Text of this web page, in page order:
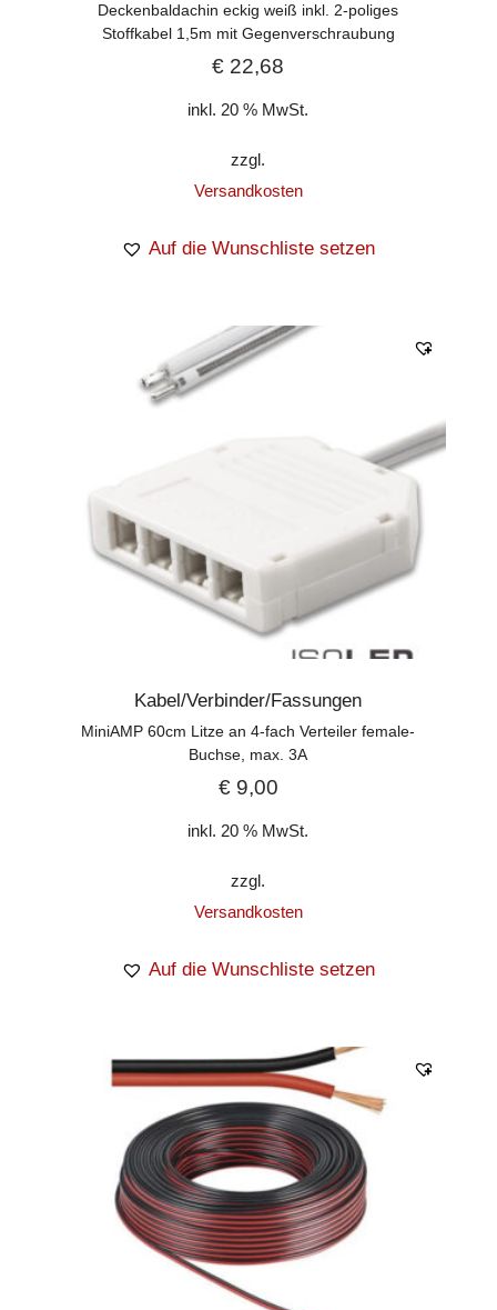
Deckenbaldachin eckig weiß inkl. 2-poliges
Stoffkabel 1,5m mit Gegenverschraubung
€ 22,68
inkl. 20 % MwSt.
zzgl.
Versandkosten
Auf die Wunschliste setzen
Kabel/Verbinder/Fassungen
MiniAMP 60cm Litze an 4-fach Verteiler female-
Buchse, max. 3A
€9,00
inkl. 20 % MwSt.
zzgl.
Versandkosten
Auf die Wunschliste setzen